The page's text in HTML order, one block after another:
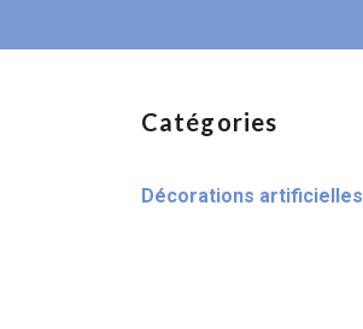
Catégories
Décorations artificielles